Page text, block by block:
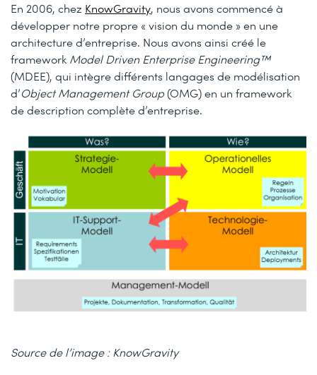
En 2006, chez KnowGravity, nous avons commencé à
développer notre propre « vision du monde » en une
architecture d’entreprise. Nous avons ainsi créé le
frameworkModel Driven Enterprise Engineering™
(MDEE), qui intègre différents langages de modélisation
d’Object Management Group(OMG) en un framework
de description complète d’entreprise.
Source de l’image : KnowGravity